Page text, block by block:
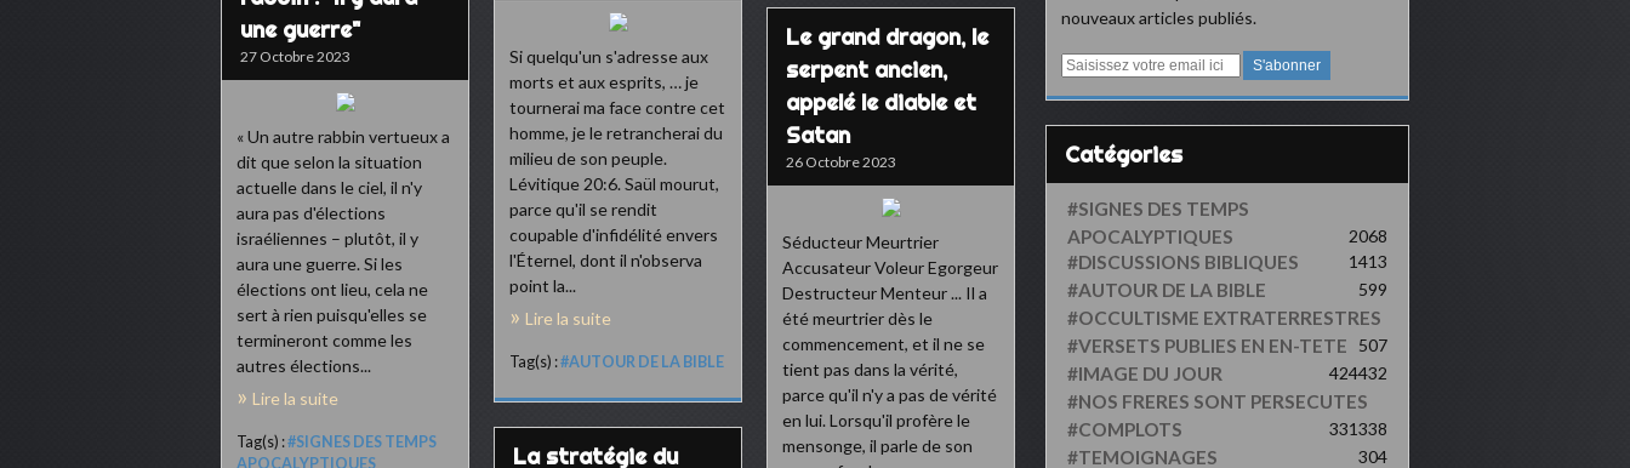
Si quelqu'un s'adresse aux
morts et aux esprits, … je
tournerai ma face contre cet
homme, je le retrancherai du
milieu de son peuple.
Lévitique 20:6. Saül mourut,
parce qu'il se rendit
coupable d'infidélité envers
l'Éternel, dont il n'observa
point la...
Lire la suite
Tag(s) :#AUTOUR DE LA BIBLE
une guerre"
27 Octobre 2023
« Un autre rabbin vertueux a
dit que selon la situation
actuelle dans le ciel, il n'y
aura pas d'élections
israéliennes – plutôt, il y
aura une guerre. Si les
élections ont lieu, cela ne
sert à rien puisqu'elles se
termineront comme les
autres élections...
Lire la suite
Tag(s) :#SIGNES DES TEMPS
APOCALYPTIQUES
Le grand dragon, le
serpent ancien,
appelé le diable et
Satan
26 Octobre 2023
Séducteur Meurtrier
Accusateur Voleur Egorgeur
Destructeur Menteur ... Il a
été meurtrier dès le
commencement, et il ne se
tient pas dans la vérité,
parce qu'il n'y a pas de vérité
en lui. Lorsqu'il profère le
mensonge, il parle de son
La stratégie du
nouveaux articles publiés.
E
a
i
Catégories
#SIGNES DES TEMPS
APOCALYPTIQUES 2068
#DISCUSSIONS BIBLIQUES 1413
#AUTOUR DE LA BIBLE 599
#OCCULTISME EXTRATERRESTRES
507
#VERSETS PUBLIES EN EN-TETE
432
#IMAGE DU JOUR 424
#NOS FRERES SONT PERSECUTES
338
#COMPLOTS 331
#TEMOIGNAGES 304